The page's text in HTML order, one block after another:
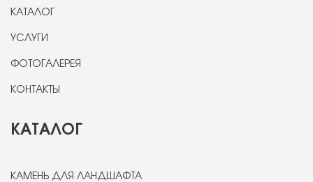
КАТАЛОГ
УСЛУГИ
ФОТОГАЛЕРЕЯ
КОНТАКТЫ
КАТАЛОГ
КАМЕНЬ ДЛЯ ЛАНДШАФТА